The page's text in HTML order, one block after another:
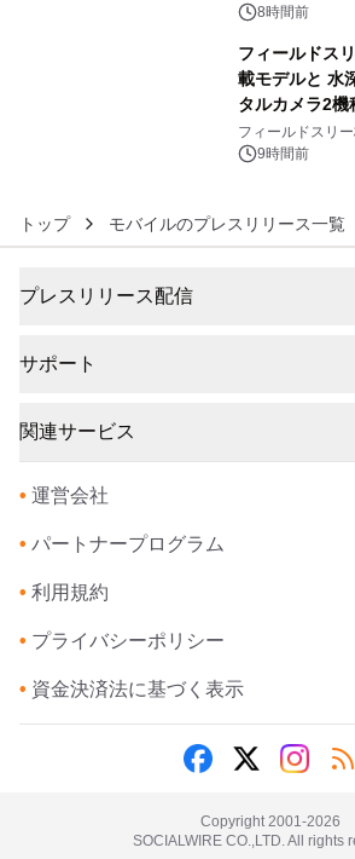
8時間前
フィールドス
載モデルと 水
タルカメラ2
約1300万画素
ジ新登場
フィールドスリ
9時間前
トップ モバイルのプレスリリース一覧
プレスリリース配信
サポート
関連サービス
• 運営会社
• パートナープログラム
• 利用規約
• プライバシーポリシー
• 資金決済法に基づく表示
Copyright 2001-2026
SOCIALWIRE CO.,LTD. All rights